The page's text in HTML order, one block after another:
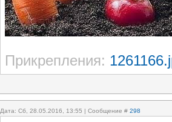
Прикрепления:
Дата: Сб, 28.05.2016, 13:55 | Сообщение # 298